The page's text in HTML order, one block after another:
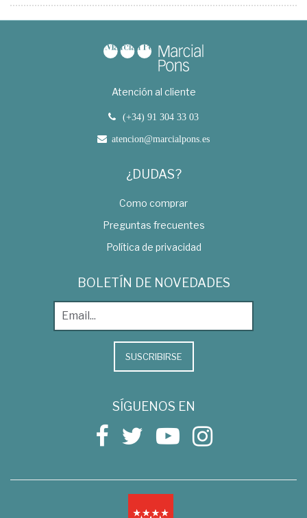
Atención al cliente
(+34) 91 304 33 03
atencion@marcialpons.es
¿DUDAS?
Como comprar
Preguntas frecuentes
Política de privacidad
BOLETÍN DE NOVEDADES
SUSCRIBIRSE
SÍGUENOS EN